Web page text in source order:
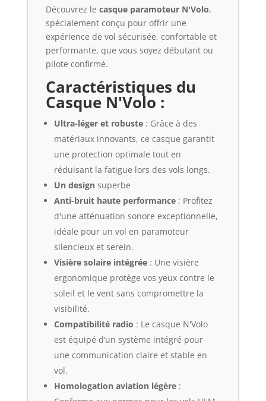
Découvrez le casque paramoteur N'Volo,
spécialement conçu pour offrir une
expérience de vol sécurisée, confortable et
performante, que vous soyez débutant ou
pilote confirmé.
Caractéristiques du
Casque N'Volo :
Ultra-léger et robuste: Grâce à des
matériaux innovants, ce casque garantit
une protection optimale tout en
réduisant la fatigue lors des vols longs.
Un design superbe
Anti-bruit haute performance: Profitez
d'une atténuation sonore exceptionnelle,
idéale pour un vol en paramoteur
silencieux et serein.
Visière solaire intégrée: Une visière
ergonomique protège vos yeux contre le
soleil et le vent sans compromettre la
visibilité.
Compatibilité radio : Le casque N'Volo
est équipé d’un système intégré pour
une communication claire et stable en
vol.
Homologation aviation légère: